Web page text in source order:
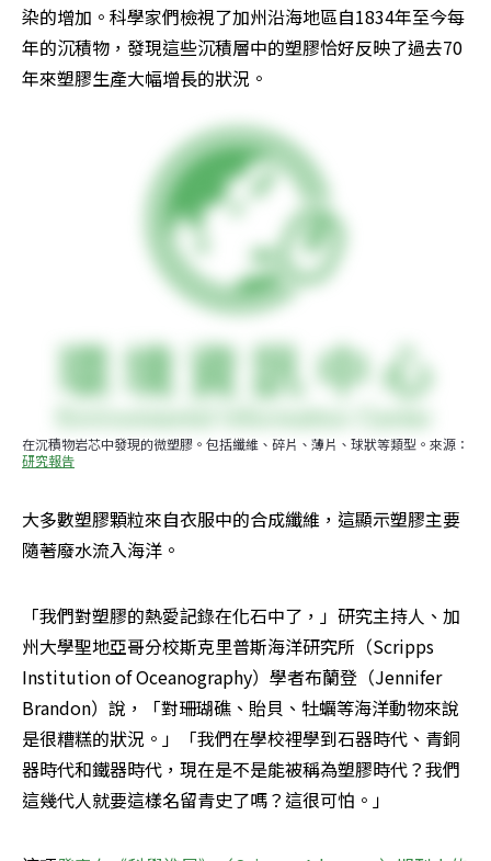
染的增加。科學家們檢視了加州沿海地區自1834年至今每
年的沉積物，發現這些沉積層中的塑膠恰好反映了過去70
年來塑膠生產大幅增長的狀況。
在沉積物岩芯中發現的微塑膠。包括纖維、碎片、薄片、球狀等類型。來源：
研究報告
大多數塑膠顆粒來自衣服中的合成纖維，這顯示塑膠主要
隨著廢水流入海洋。
「我們對塑膠的熱愛記錄在化石中了，」研究主持人、加
州大學聖地亞哥分校斯克里普斯海洋研究所（Scripps
Institution of Oceanography）學者布蘭登（Jennifer
Brandon）說，「對珊瑚礁、貽貝、牡蠣等海洋動物來說
是很糟糕的狀況。」「我們在學校裡學到石器時代、青銅
器時代和鐵器時代，現在是不是能被稱為塑膠時代？我們
這幾代人就要這樣名留青史了嗎？這很可怕。」